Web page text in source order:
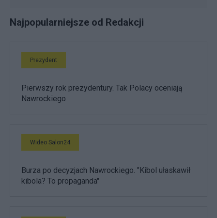
Najpopularniejsze od Redakcji
Prezydent
Pierwszy rok prezydentury. Tak Polacy oceniają
Nawrockiego
Wideo Salon24
Burza po decyzjach Nawrockiego. "Kibol ułaskawił
kibola? To propaganda"